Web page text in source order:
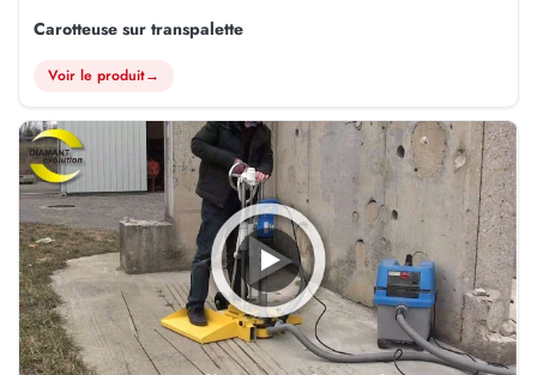
Carotteuse sur transpalette
Voir le produit→